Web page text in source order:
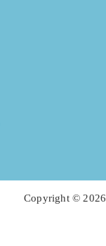
Copyright ©